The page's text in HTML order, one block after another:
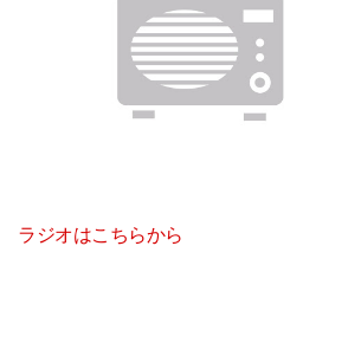
ラジオはこちらから